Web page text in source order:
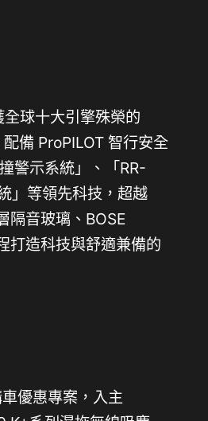
球十大引擎殊榮的
備 ProPILOT 智行安全
警示系統」、「RR-
」等領先科技，超越
隔音玻璃、BOSE
打造科技與舒適兼備的
優惠專案，入主